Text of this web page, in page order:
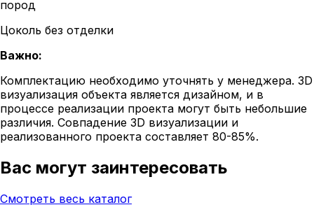
пород
Цоколь без отделки
Важно:
Комплектацию необходимо уточнять у менеджера. 3D
визуализация объекта является дизайном, и в
процессе реализации проекта могут быть небольшие
различия. Совпадение 3D визуализации и
реализованного проекта составляет 80-85%.
Вас могут заинтересовать
Смотреть весь каталог